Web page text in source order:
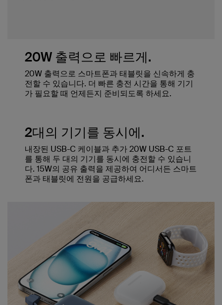
20W 출력으로 빠르게.
20W 출력으로 스마트폰과 태블릿을 신속하게 충
전할 수 있습니다. 더 빠른 충전 시간을 통해 기기
가 필요할 때 언제든지 준비되도록 하세요.
2대의 기기를 동시에.
내장된 USB-C 케이블과 추가 20W USB-C 포트
를 통해 두 대의 기기를 동시에 충전할 수 있습니
다. 15W의 공유 출력을 제공하여 어디서든 스마트
폰과 태블릿에 전원을 공급하세요.